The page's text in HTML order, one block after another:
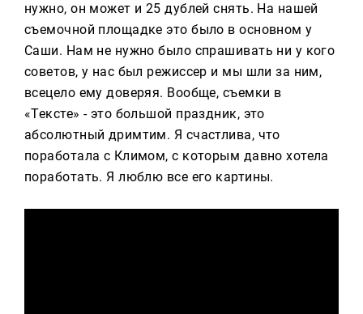
нужно, он может и 25 дублей снять. На нашей
съемочной площадке это было в основном у
Саши. Нам не нужно было спрашивать ни у кого
советов, у нас был режиссер и мы шли за ним,
всецело ему доверяя. Вообще, съемки в
«Тексте» - это большой праздник, это
абсолютный дримтим. Я счастлива, что
поработала с Климом, с которым давно хотела
поработать. Я люблю все его картины.